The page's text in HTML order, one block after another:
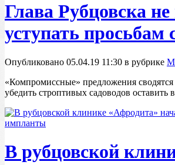
Глава Рубцовска
уступать просьбам
Опубликовано 05.04.19 11:30 в рубрике
«Компромиссные» предложения
убедить строптивых садоводов оставить
В рубцовской